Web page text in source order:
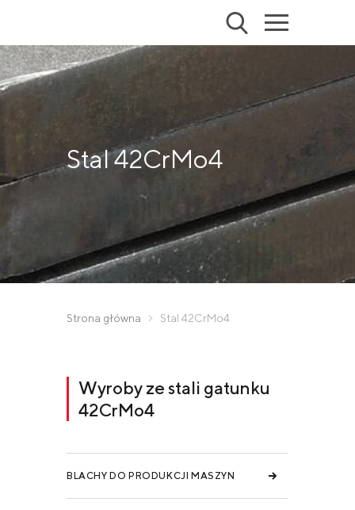
Stal 42CrMo4
Strona główna Stal 42CrMo4
Wyroby ze stali gatunku
42CrMo4
BLACHY DO PRODUKCJI MASZYN